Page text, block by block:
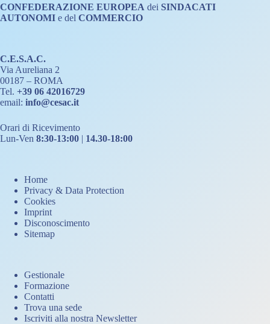
CONFEDERAZIONE EUROPEA dei SINDACATI
AUTONOMI e del COMMERCIO
C.E.S.A.C.
Via Aureliana 2
00187 – ROMA
Tel. +39 06 42016729
email: info@cesac.it
Orari di Ricevimento
Lun-Ven 8:30-13:00 | 14.30-18:00
Home
Privacy & Data Protection
Cookies
Imprint
Disconoscimento
Sitemap
Gestionale
Formazione
Contatti
Trova una sede
Iscriviti alla nostra Newsletter